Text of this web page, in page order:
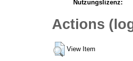
Nutzungslizenz:
Actions
View Item